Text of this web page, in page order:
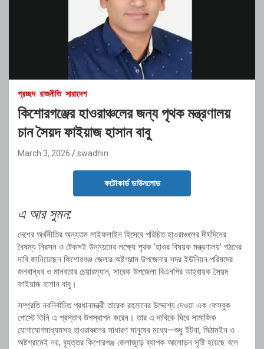
প্রচ্ছদ রাজনীতি সারাদেশ
কিশোরগঞ্জের হাওরাঞ্চলের জন্য পৃথক মন্ত্রণালয়
চান সৈয়দ ফাইয়াজ হাসান বাবু
March 3, 2026 swadhin
ফটোকার্ড ডাউনলোড
এ আর সুমন:
দেশের অর্থনীতির অন্যতম লাইফলাইন হিসেবে পরিচিত হাওরাঞ্চলের দীর্ঘদিনের
বৈষম্য নিরসন ও টেকসই উন্নয়নের লক্ষ্যে পৃথক ‘হাওর বিষয়ক মন্ত্রণালয়’ গঠনের
দাবি জানিয়েছেন কিশোরগঞ্জ জেলার অষ্টগ্রাম উপজেলার সদর ইউনিয়ন পরিষদের
জনবান্ধব ও মানবতার চেয়ারম্যান, সাবেক উপজেলা বিএনপির আহ্বায়ক সৈয়দ
ফাইয়াজ হাসান বাবু।
সম্প্রতি নবনির্বাচিত প্রধানমন্ত্রী তারেক রহমানের উদ্দেশ্যে দেওয়া এক ফেসবুক
পোস্টে তিনি এ প্রস্তাব উপস্থাপন করেন। তার এ দাবিকে ঘিরে সামাজিক
যোগাযোগমাধ্যমসহ হাওরাঞ্চলের সাধারণ মানুষের মধ্যে—শুধু ইটনা, মিঠামইন ও
অষ্টগ্রামেই নয়, বৃহত্তর কিশোরগঞ্জ জেলাজুড়ে ব্যাপক আলোড়ন সৃষ্টি হয়েছে বলে